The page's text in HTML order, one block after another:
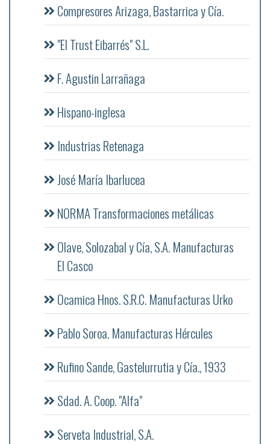
Compresores Arizaga, Bastarrica y Cía.
"El Trust Eibarrés" S.L.
F. Agustin Larrañaga
Hispano-inglesa
Industrias Retenaga
José María Ibarlucea
NORMA Transformaciones metálicas
Olave, Solozabal y Cía, S.A. Manufacturas
El Casco
Ocamica Hnos. S.R.C. Manufacturas Urko
Pablo Soroa. Manufacturas Hércules
Rufino Sande, Gastelurrutia y Cía., 1933
Sdad. A. Coop. "Alfa"
Serveta Industrial, S.A.